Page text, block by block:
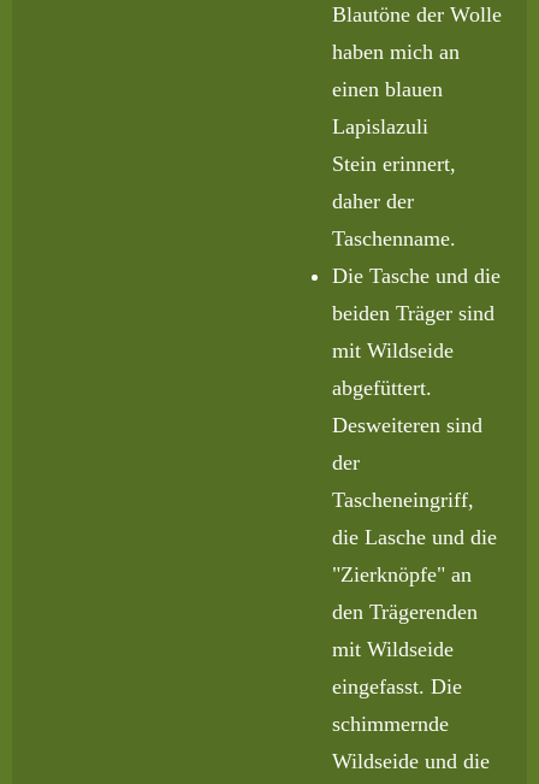
Blautöne der Wolle
haben mich an
einen blauen
Lapislazuli
Stein erinnert,
daher der
Taschenname.
Die Tasche und die
beiden Träger sind
mit Wildseide
abgefüttert.
Desweiteren sind
der
Tascheneingriff,
die Lasche und die
"Zierknöpfe" an
den Trägerenden
mit Wildseide
eingefasst. Die
schimmernde
Wildseide und die